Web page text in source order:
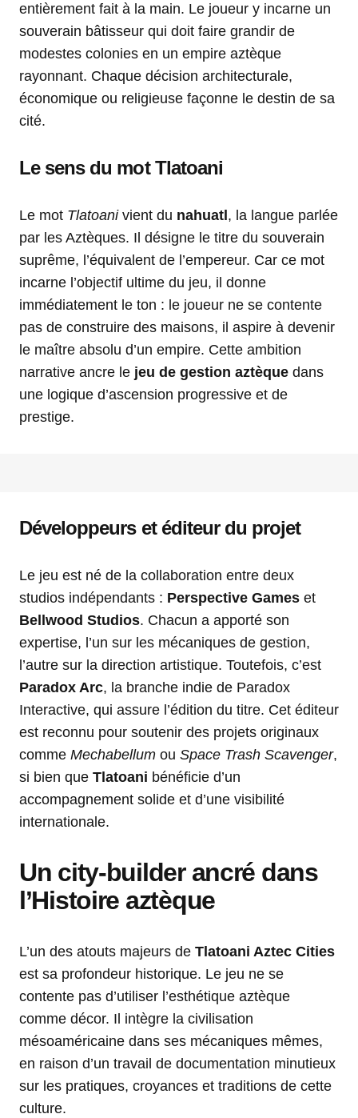
entièrement fait à la main. Le joueur y incarne un
souverain bâtisseur qui doit faire grandir de
modestes colonies en un empire aztèque
rayonnant. Chaque décision architecturale,
économique ou religieuse façonne le destin de sa
cité.
Le sens du mot Tlatoani
Le mot Tlatoanivient du nahuatl , la langue parlée
par les Aztèques. Il désigne le titre du souverain
suprême, l’équivalent de l’empereur. Car ce mot
incarne l’objectif ultime du jeu, il donne
immédiatement le ton : le joueur ne se contente
pas de construire des maisons, il aspire à devenir
le maître absolu d’un empire. Cette ambition
narrative ancre le jeu de gestion aztèque dans
une logique d’ascension progressive et de
prestige.
Développeurs et éditeur du projet
Le jeu est né de la collaboration entre deux
studios indépendants : Perspective Games et
Bellwood Studios. Chacun a apporté son
expertise, l’un sur les mécaniques de gestion,
l’autre sur la direction artistique. Toutefois, c’est
Paradox Arc, la branche indie de Paradox
Interactive, qui assure l’édition du titre. Cet éditeur
est reconnu pour soutenir des projets originaux
comme Mechabellum ou Space Trash Scavenger,
si bien que Tlatoani bénéficie d’un
accompagnement solide et d’une visibilité
internationale.
Un city-builder ancré dans
l’Histoire aztèque
L’un des atouts majeurs de Tlatoani Aztec Cities
est sa profondeur historique. Le jeu ne se
contente pas d’utiliser l’esthétique aztèque
comme décor. Il intègre la civilisation
mésoaméricaine dans ses mécaniques mêmes,
en raison d’un travail de documentation minutieux
sur les pratiques, croyances et traditions de cette
culture.